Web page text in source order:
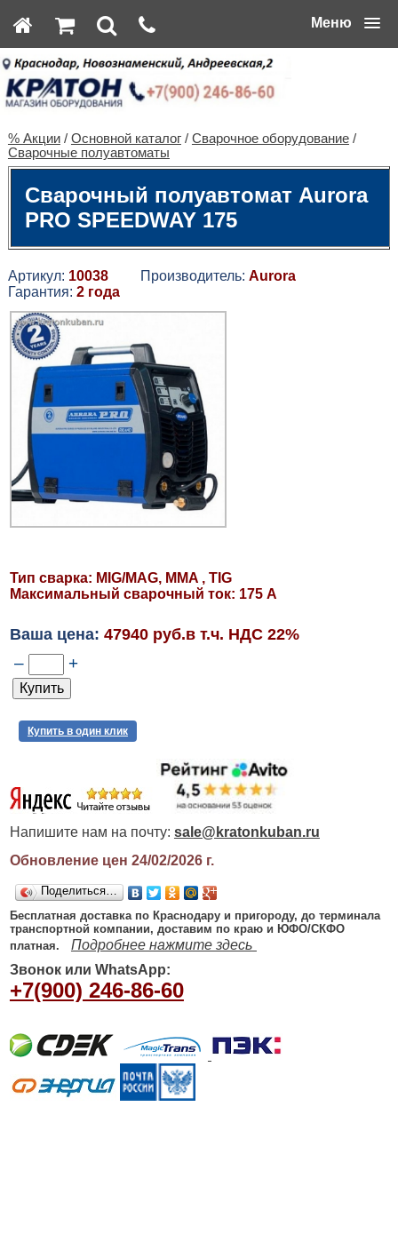
Меню
% Акции/ Основной каталог/ Сварочное оборудование/
Сварочные полуавтоматы
Cварочный полуавтомат Aurora
PRO SPEEDWAY 175
Артикул: 10038Производитель: Aurora
Гарантия: 2 года
Тип сварка: MIG/MAG, MMA , TIG
Максимальный сварочный ток: 175 А
Ваша цена: 47940 руб.в т.ч. НДС 22%
– +
Купить в один клик
Напишите нам на почту: sale@kratonkuban.ru
Обновление цен 24/02/2026г.
Поделиться…
Бесплатная доставка по Краснодару и пригороду, до терминала
транспортной компании, доставим по краю и ЮФО/СКФО
платная.
Подробнее нажмите здесь
Звонок или WhatsApp:
+7(900) 246-86-60